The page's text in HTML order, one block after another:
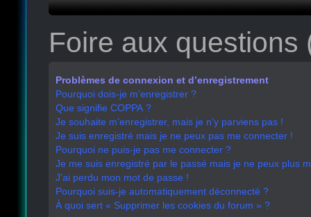
Foire aux
Problèmes de connexion et d’enregistrement
Pourquoi dois-je m’enregistrer ?
Que signifie COPPA ?
Je souhaite m’enregistrer, mais je n’y parviens pas !
Je suis enregistré mais je ne peux pas me connecter !
Pourquoi ne puis-je pas me connecter ?
Je me suis enregistré par le passé mais je ne peux plus
J’ai perdu mon mot de passe !
Pourquoi suis-je automatiquement déconnecté ?
À quoi sert « Supprimer les cookies du forum » ?